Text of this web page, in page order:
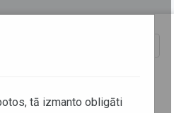
tā izmanto obligāti